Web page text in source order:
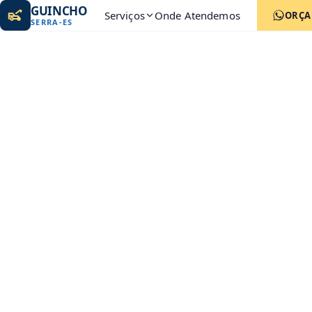
GUINCHO
SERRA-ES Serviços Onde Atendemos